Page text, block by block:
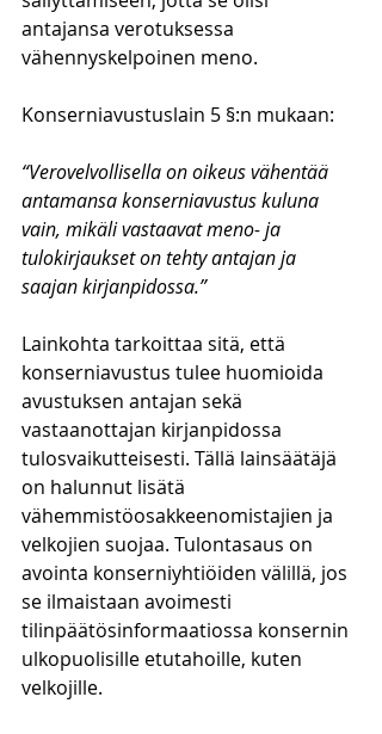
antajansa verotuksessa
vähennyskelpoinen meno.
Konserniavustuslain 5 §:n mukaan:
“Verovelvollisella on oikeus vähentää
antamansa konserniavustus kuluna
vain, mikäli vastaavat meno- ja
tulokirjaukset on tehty antajan ja
saajan kirjanpidossa.”
Lainkohta tarkoittaa sitä, että
konserniavustus tulee huomioida
avustuksen antajan sekä
vastaanottajan kirjanpidossa
tulosvaikutteisesti. Tällä lainsäätäjä
on halunnut lisätä
vähemmistöosakkeenomistajien ja
velkojien suojaa. Tulontasaus on
avointa konserniyhtiöiden välillä, jos
se ilmaistaan avoimesti
tilinpäätösinformaatiossa konsernin
ulkopuolisille etutahoille, kuten
velkojille.